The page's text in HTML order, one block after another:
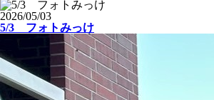
2026/05/03
5/3 フォトみっけ